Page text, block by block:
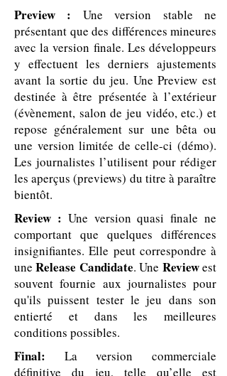
Preview : Une version stable ne
présentant que des différences mineures
avec la version finale. Les développeurs
y effectuent les derniers ajustements
avant la sortie du jeu. UnePreview est
destinée à être présentée à l’extérieur
(évènement, salon de jeu vidéo, etc.) et
repose généralement sur une bêta ou
une version limitée de celle-ci (démo).
Les journalistes l’utilisent pour rédiger
les aperçus (previews) du titre à paraître
bientôt.
Review : Une version quasi finale ne
comportant que quelques différences
insignifiantes. Elle peut correspondre à
uneRelease Candidate. Une Reviewest
souvent fournie aux journalistes pour
qu'ils puissent tester le jeu dans son
entierté et dans les meilleures
conditions possibles.
Final: La version commerciale
définitive du jeu, telle qu’elle est